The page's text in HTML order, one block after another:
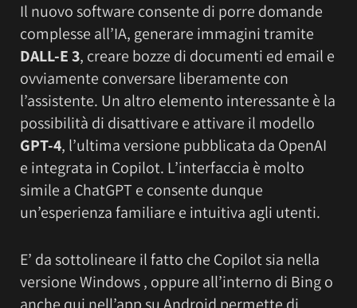
Il nuovo software consente di porre domande
complesse all’IA, generare immagini tramite
DALL-E 3, creare bozze di documenti ed email e
ovviamente conversare liberamente con
l’assistente. Un altro elemento interessante è la
possibilità di disattivare e attivare il modello
GPT-4, l’ultima versione pubblicata da OpenAI
e integrata in Copilot. L’interfaccia è molto
simile a ChatGPT e consente dunque
un’esperienza familiare e intuitiva agli utenti.
E’ da sottolineare il fatto che Copilot sia nella
versione Windows , oppure all’interno di Bing o